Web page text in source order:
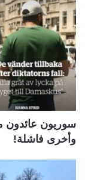
سوريون عائدون
وأخرى فاشلة!